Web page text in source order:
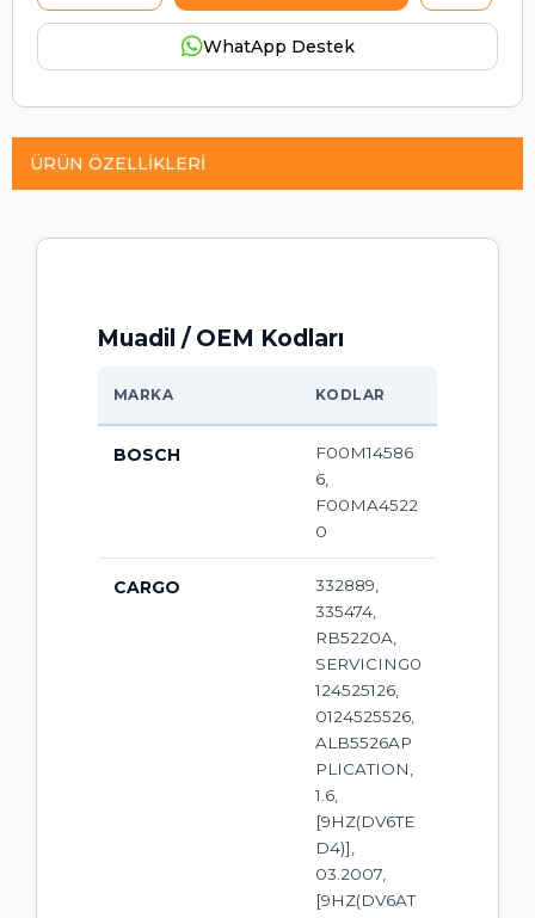
WhatApp Destek
ÜRÜN ÖZELLIKLERI
Muadil / OEM Kodları
MARKA KODLAR
BOSCH
F00M14586
6,
F00MA4522
0
CARGO
332889,
335474,
RB5220A,
SERVICING0
124525126,
0124525526,
ALB5526AP
PLICATION,
1.6,
[9HZ(DV6TE
D4)],
03.2007,
[9HZ(DV6AT